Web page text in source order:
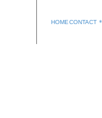
HOMECONTACT